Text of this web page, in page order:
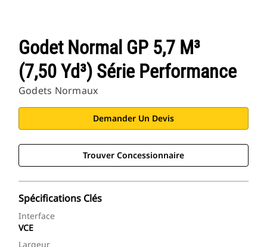
Godet Normal GP 5,7 M³
(7,50 Yd³) Série Performance
Godets Normaux
Demander Un Devis
Trouver Concessionnaire
Spécifications Clés
Interface
VCE
Largeur